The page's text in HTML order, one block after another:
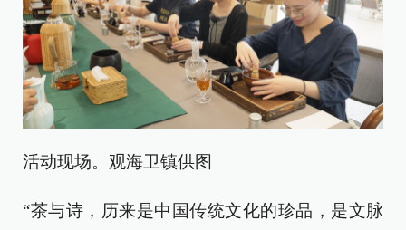
活动现场。观海卫镇供图
“茶与诗，历来是中国传统文化的珍品，是文脉